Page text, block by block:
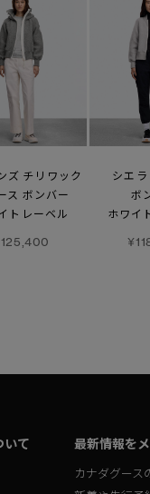
ズ チリワック
ス ボンバー
トレーベル
シエラ
ボ
ホワイ
いて 最新情報を
カナダグース